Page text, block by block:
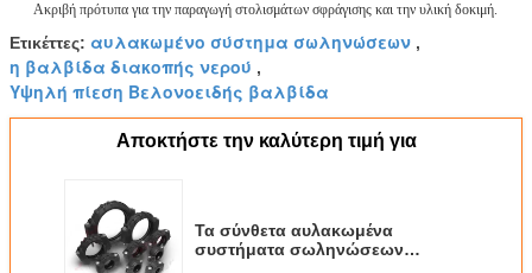
Ακριβή πρότυπα για την παραγωγή στολισμάτων σφράγισης και την υλική δοκιμή.
Ετικέττες: αυλακωμένο σύστημα σωληνώσεων ,
η βαλβίδα διακοπής νερού ,
Υψηλή πίεση Βελονοειδής βαλβίδα
Αποκτήστε την καλύτερη τιμή για
Τα σύνθετα αυλακωμένα
συστήματα σωληνώσεων